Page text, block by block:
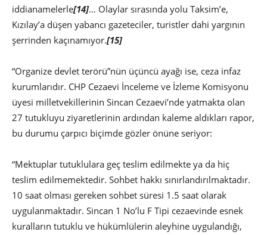
iddianamelerle[14]… Olaylar sırasında yolu Taksim’e,
Kızılay’a düşen yabancı gazeteciler, turistler dahi yargının
şerrinden kaçınamıyor.[15]
“Organize devlet terörü”nün üçüncü ayağı ise, ceza infaz
kurumlarıdır. CHP Cezaevi İnceleme ve İzleme Komisyonu
üyesi milletvekillerinin Sincan Cezaevi’nde yatmakta olan
27 tutukluyu ziyaretlerinin ardından kaleme aldıkları rapor,
bu durumu çarpıcı biçimde gözler önüne seriyor:
“Mektuplar tutuklulara geç teslim edilmekte ya da hiç
teslim edilmemektedir. Sohbet hakkı sınırlandırılmaktadır.
10 saat olması gereken sohbet süresi 1.5 saat olarak
uygulanmaktadır. Sincan 1 No’lu F Tipi cezaevinde esnek
kuralların tutuklu ve hükümlülerin aleyhine uygulandığı,